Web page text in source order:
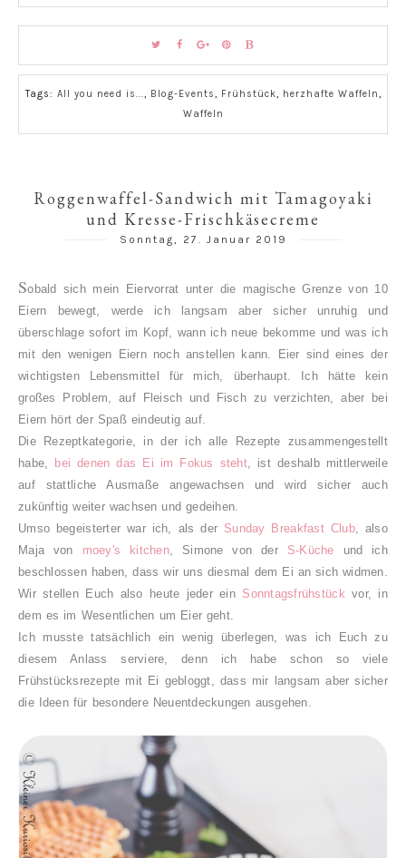
Tags: All you need is..., Blog-Events, Frühstück, herzhafte Waffeln,
Waffeln
Roggenwaffel-Sandwich mit Tamagoyaki
und Kresse-Frischkäsecreme
Sonntag, 27. Januar 2019
Sobald sich mein Eiervorrat unter die magische Grenze von 10
Eiern bewegt, werde ich langsam aber sicher unruhig und
überschlage sofort im Kopf, wann ich neue bekomme und was ich
mit den wenigen Eiern noch anstellen kann. Eier sind eines der
wichtigsten Lebensmittel für mich, überhaupt. Ich hätte kein
großes Problem, auf Fleisch und Fisch zu verzichten, aber bei
Eiern hört der Spaß eindeutig auf.
Die Rezeptkategorie, in der ich alle Rezepte zusammengestellt
habe,
bei denen das Ei im Fokus steht, ist deshalb mittlerweile
auf stattliche Ausmaße angewachsen und wird sicher auch
zukünftig weiter wachsen und gedeihen.
Umso begeisterter war ich, als der Sunday Breakfast Club, also
Maja von moey's kitchen, Simone von der S-Küche und ich
beschlossen haben, dass wir uns diesmal dem Ei an sich widmen.
Wir stellen Euch also heute jeder ein Sonntagsfrühstück vor, in
dem es im Wesentlichen um Eier geht.
Ich musste tatsächlich ein wenig überlegen, was ich Euch zu
diesem Anlass serviere, denn ich habe schon so viele
Frühstücksrezepte mit Ei gebloggt, dass mir langsam aber sicher
die Ideen für besondere Neuentdeckungen ausgehen.